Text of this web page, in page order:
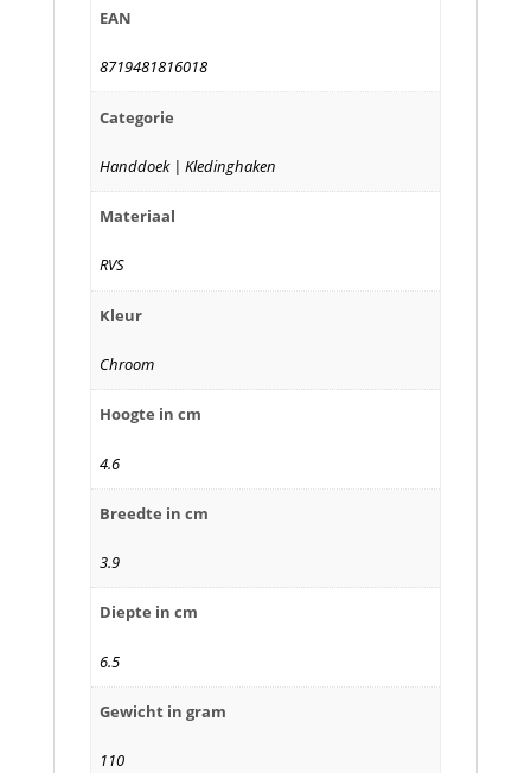
EAN
8719481816018
Categorie
Handdoek | Kledinghaken
Materiaal
RVS
Kleur
Chroom
Hoogte in cm
4.6
Breedte in cm
3.9
Diepte in cm
6.5
Gewicht in gram
110